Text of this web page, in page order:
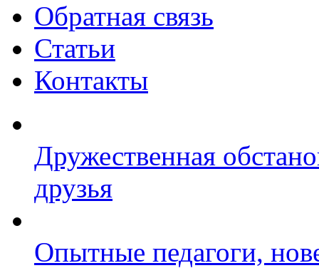
Обратная связь
Статьи
Контакты
Дружественная
друзья
Опытные педагоги,